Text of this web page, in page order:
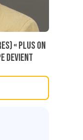
« Plus on
devient